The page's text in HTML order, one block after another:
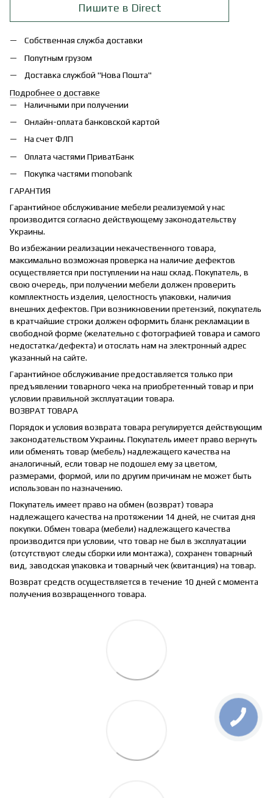
Пишите в Direct
Собственная служба доставки
Попутным грузом
Доставка службой "Нова Пошта"
Подробнее о доставке
Наличными при получении
Онлайн-оплата банковской картой
На счет ФЛП
Оплата частями ПриватБанк
Покупка частями monobank
ГАРАНТИЯ
Гарантийное обслуживание мебели реализуемой у нас
производится согласно действующему законодательству
Украины.
Во избежании реализации некачественного товара,
максимально возможная проверка на наличие дефектов
осуществляется при поступлении на наш склад. Покупатель, в
свою очередь, при получении мебели должен проверить
комплектность изделия, целостность упаковки, наличия
внешних дефектов. При возникновении претензий, покупатель
в кратчайшие строки должен оформить бланк рекламации в
свободной форме (желательно с фотографией товара и самого
недостатка/дефекта) и отослать нам на электронный адрес
указанный на сайте.
Гарантийное обслуживание предоставляется только при
предъявлении товарного чека на приобретенный товар и при
условии правильной эксплуатации товара.
ВОЗВРАТ ТОВАРА
Порядок и условия возврата товара регулируется действующим
законодательством Украины. Покупатель имеет право вернуть
или обменять товар (мебель) надлежащего качества на
аналогичный, если товар не подошел ему за цветом,
размерами, формой, или по другим причинам не может быть
использован по назначению.
Покупатель имеет право на обмен (возврат) товара
надлежащего качества на протяжении 14 дней, не считая дня
покупки. Обмен товара (мебели) надлежащего качества
производится при условии, что товар не был в эксплуатации
(отсутствуют следы сборки или монтажа), сохранен товарный
вид, заводская упаковка и товарный чек (квитанция) на товар.
Возврат средств осуществляется в течение 10 дней с момента
получения возвращенного товара.